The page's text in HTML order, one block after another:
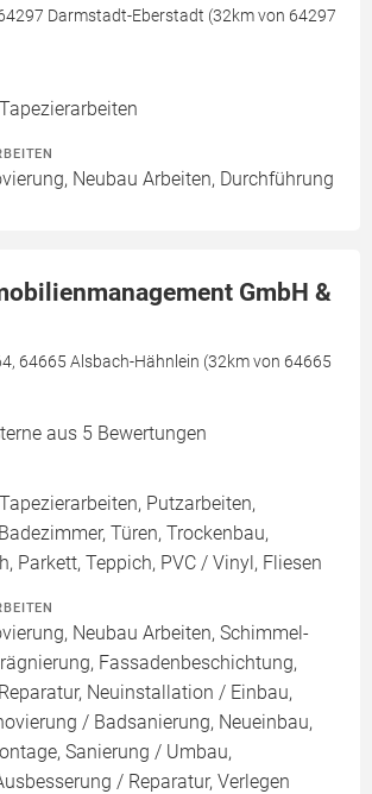
Darmstadt-Eberstadt (32km von 64297
Neubau Arbeiten, Durchführung
GmbH &
64665 Alsbach-Hähnlein (32km von 64665
aus 5 Bewertungen
Putzarbeiten,
Türen, Trockenbau,
Parkett, Teppich, PVC / Vinyl, Fliesen
Neubau Arbeiten, Schimmel-
Fassadenbeschichtung,
Neuinstallation / Einbau,
/ Badsanierung, Neueinbau,
Sanierung / Umbau,
/ Reparatur, Verlegen